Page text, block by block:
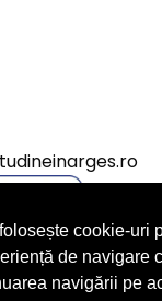
cookie-uri
de navigare
navigării pe